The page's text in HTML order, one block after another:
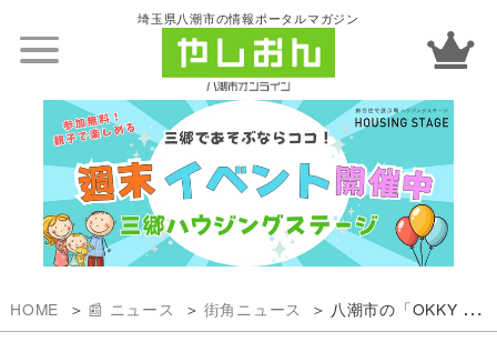
埼玉県八潮市の情報ポータルマガジン
HOME 📰 ニュース 街角ニュース 八潮市の「OKKY DANCE STUDIO」で新メンバー募集 レッスンスタジオ完備で初心者も安心